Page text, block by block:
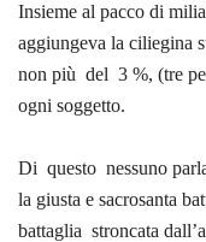
Insieme al pacco di
aggiungeva la ciliegina
non più del 3 %, (tre
ogni soggetto.
Di questo nessuno
la giusta e sacrosanta
battaglia stroncata